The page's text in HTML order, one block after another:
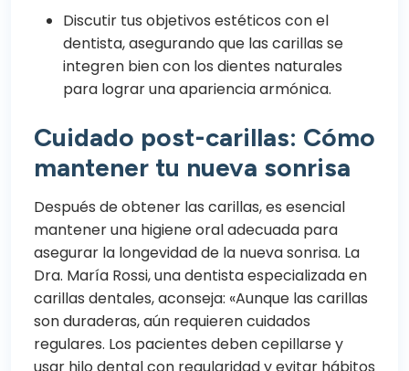
Discutir tus objetivos estéticos con el
dentista, asegurando que las carillas se
integren bien con los dientes naturales
para lograr una apariencia armónica.
Cuidado post-carillas: Cómo
mantener tu nueva sonrisa
Después de obtener las carillas, es esencial
mantener una higiene oral adecuada para
asegurar la longevidad de la nueva sonrisa. La
Dra. María Rossi, una dentista especializada en
carillas dentales, aconseja: «Aunque las carillas
son duraderas, aún requieren cuidados
regulares. Los pacientes deben cepillarse y
usar hilo dental con regularidad y evitar hábitos